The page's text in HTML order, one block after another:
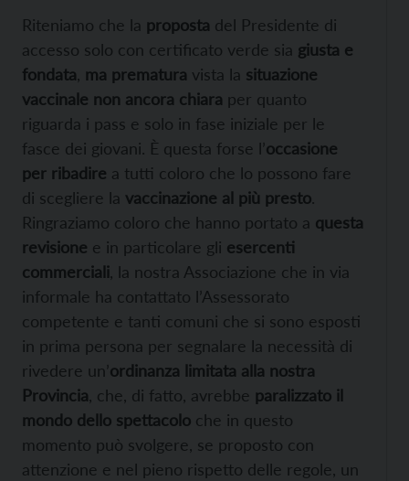
Riteniamo che la proposta del Presidente di
accesso solo con certificato verde sia giusta e
fondata ma prematura vista la situazione
vaccinale non ancora chiara per quanto
riguarda i pass e solo in fase iniziale per le
fasce dei giovani. È questa forse l’occasione
per ribadire a tutti coloro che lo possono fare
di scegliere la vaccinazione al più presto.
Ringraziamo coloro che hanno portato a questa
revisione e in particolare gli esercenti
commerciali , la nostra Associazione che in via
informale ha contattato l’Assessorato
competente e tanti comuni che si sono esposti
in prima persona per segnalare la necessità di
rivedere un’ordinanza limitata alla nostra
Provincia , che, di fatto, avrebbe paralizzato il
mondo dello spettacolo che in questo
momento può svolgere, se proposto con
attenzione e nel pieno rispetto delle regole, un